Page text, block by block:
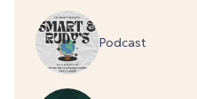
Podcast